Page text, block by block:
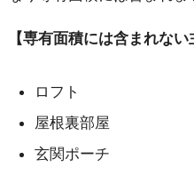
【専有面積には含まれない
ロフト
屋根裏部屋
玄関ポーチ